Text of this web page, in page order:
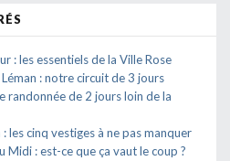
: les essentiels de la Ville Rose
: notre circuit de 3 jours
randonnée de 2 jours loin de la
les cinq vestiges à ne pas manquer
Midi : est-ce que ça vaut le coup ?